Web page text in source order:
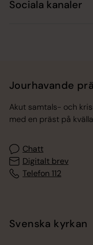
Sociala kanaler
Jourhavande
Akut samtals- och
med en präst på
Chatt
Digitalt brev
Telefon 112
Svenska kyrkan